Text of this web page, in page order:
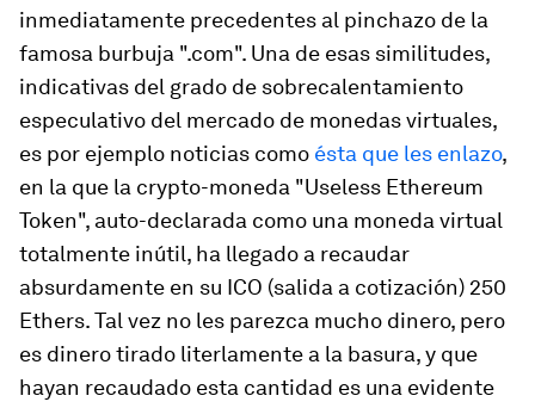
inmediatamente precedentes al pinchazo de la
famosa burbuja ".com". Una de esas similitudes,
indicativas del grado de sobrecalentamiento
especulativo del mercado de monedas virtuales,
es por ejemplo noticias como ésta que les enlazo,
en la que la crypto-moneda "Useless Ethereum
Token", auto-declarada como una moneda virtual
totalmente inútil, ha llegado a recaudar
absurdamente en su ICO (salida a cotización) 250
Ethers. Tal vez no les parezca mucho dinero, pero
es dinero tirado literlamente a la basura, y que
hayan recaudado esta cantidad es una evidente